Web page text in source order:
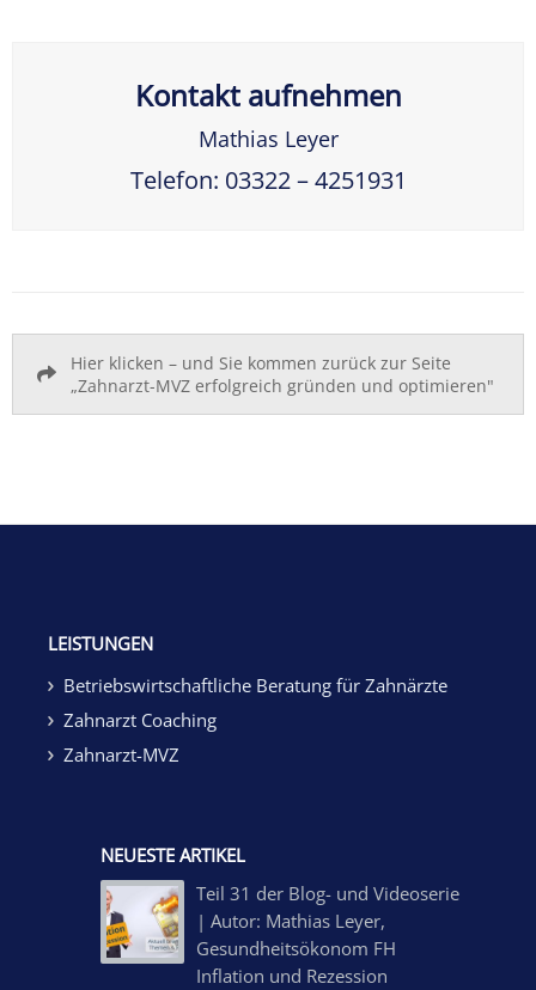
Kontakt aufnehmen
Mathias Leyer
Telefon: 03322 – 4251931
Hier klicken – und Sie kommen zurück zur Seite
„Zahnarzt-MVZ erfolgreich gründen und optimieren"
LEISTUNGEN
Betriebswirtschaftliche Beratung für Zahnärzte
Zahnarzt Coaching
Zahnarzt-MVZ
NEUESTE ARTIKEL
Teil 31 der Blog- und Videoserie
| Autor: Mathias Leyer,
Gesundheitsökonom FH
Inflation und Rezession